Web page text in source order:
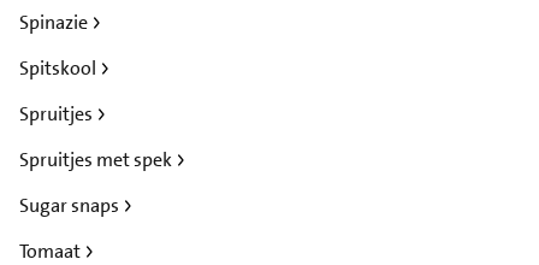
Spinazie
Spitskool
Spruitjes
Spruitjes met spek
Sugar snaps
Tomaat